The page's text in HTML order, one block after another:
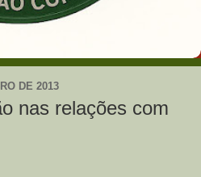
DE 2013
nas relações com